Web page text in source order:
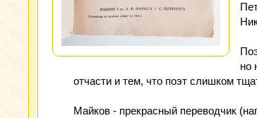
но
отчасти и тем, что поэт слишком
Майков - прекрасный переводчик